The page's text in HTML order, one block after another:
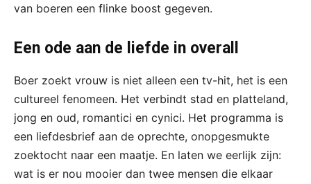
van boeren een flinke boost gegeven.
Een ode aan de liefde in overall
Boer zoekt vrouw is niet alleen een tv-hit, het is een
cultureel fenomeen. Het verbindt stad en platteland,
jong en oud, romantici en cynici. Het programma is
een liefdesbrief aan de oprechte, onopgesmukte
zoektocht naar een maatje. En laten we eerlijk zijn:
wat is er nou mooier dan twee mensen die elkaar